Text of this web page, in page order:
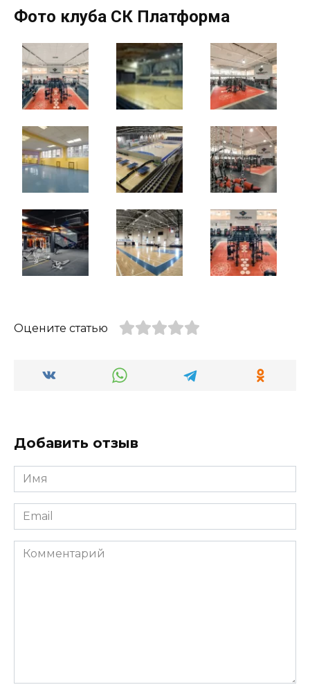
Фото клуба СК Платформа
Оцените статью
Добавить отзыв
Имя
*
Email
*
Комментарий